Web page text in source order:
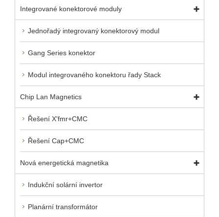
Integrované konektorové moduly
Jednořadý integrovaný konektorový modul
Gang Series konektor
Modul integrovaného konektoru řady Stack
Chip Lan Magnetics
Řešení X'fmr+CMC
Řešení Cap+CMC
Nová energetická magnetika
Indukční solární invertor
Planární transformátor